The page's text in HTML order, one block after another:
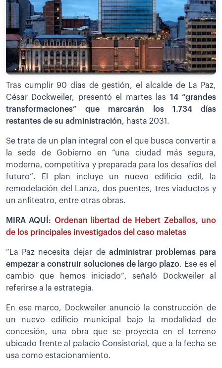
Tras cumplir 90 días de gestión, el alcalde de La Paz,
César Dockweiler, presentó el martes las 14 “grandes
transformaciones” que marcarán los 1.734 días
restantes de su administración, hasta 2031.
Se trata de un plan integral con el que busca convertir a
la sede de Gobierno en “una ciudad más segura,
moderna, competitiva y preparada para los desafíos del
futuro”. El plan incluye un nuevo edificio edil, la
remodelación del Lanza, dos puentes, tres viaductos y
un anfiteatro, entre otras obras.
MIRA AQUÍ: Ordenan libertad de Hebert Zeballos, uno
de los principales investigados del caso maletas
“La Paz necesita dejar deadministrar problemas para
empezar a construir soluciones de largo plazo. Ese es el
cambio que hemos iniciado”, señaló Dockweiler al
referirse a la estrategia.
En ese marco, Dockweiler anunció la construcción de
un nuevo edificio municipal bajo la modalidad de
concesión, una obra que se proyecta en el terreno
ubicado frente al palacio Consistorial, que a la fecha se
usa como estacionamiento.